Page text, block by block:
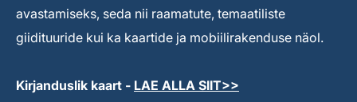
avastamiseks, seda nii raamatute, temaatiliste
giidituuride kui ka kaartide ja mobiilirakenduse näol.
Kirjanduslik kaart - LAE ALLA SIIT>>